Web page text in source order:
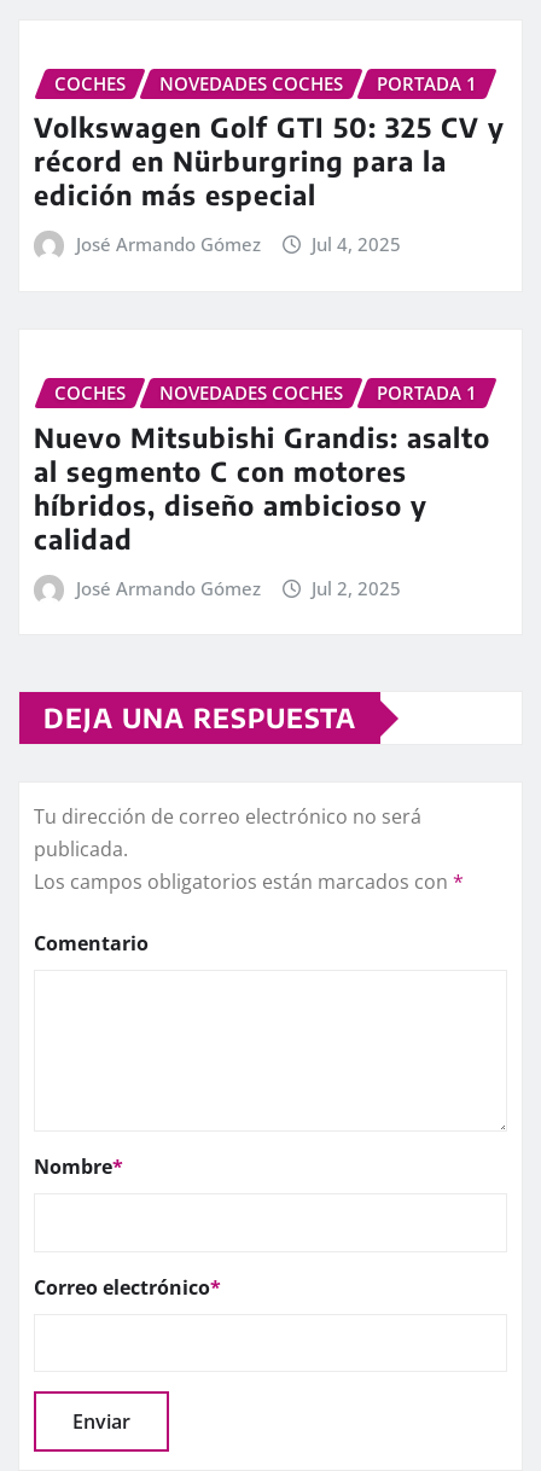
COCHES NOVEDADES COCHES PORTADA 1
Volkswagen Golf GTI 50: 325 CV y
récord en Nürburgring para la
edición más especial
José Armando Gómez Jul 4, 2025
COCHES NOVEDADES COCHES PORTADA 1
Nuevo Mitsubishi Grandis: asalto
al segmento C con motores
híbridos, diseño ambicioso y
calidad
José Armando Gómez Jul 2, 2025
DEJA UNA RESPUESTA
Tu dirección de correo electrónico no será
publicada.
Los campos obligatorios están marcados con *
Comentario
Nombre*
Correo electrónico*